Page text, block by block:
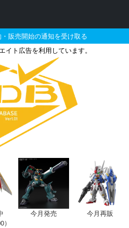
販売開始の通知を受け取る
イト広告を利用しています。
ァルベグレイズ
今月発売 今月再販